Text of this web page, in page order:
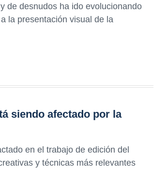
de desnudos ha ido evolucionando
la presentación visual de la
siendo afectado por la
en el trabajo de edición del
y técnicas más relevantes